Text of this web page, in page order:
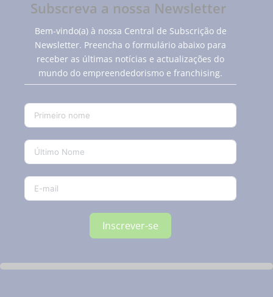
Subscreva a nossa Newsletter
Bem-vindo(a) à nossa Central de Subscrição de
Newsletter. Preencha o formulário abaixo para
receber as últimas notícias e actualizações do
mundo do empreendedorismo e franchising.
Inscrever-se